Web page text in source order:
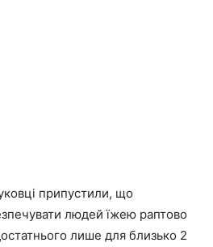
припустили, що
людей їжею раптово
лише для близько 2